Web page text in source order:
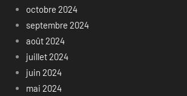
octobre 2024
septembre 2024
août 2024
juillet 2024
juin 2024
mai 2024